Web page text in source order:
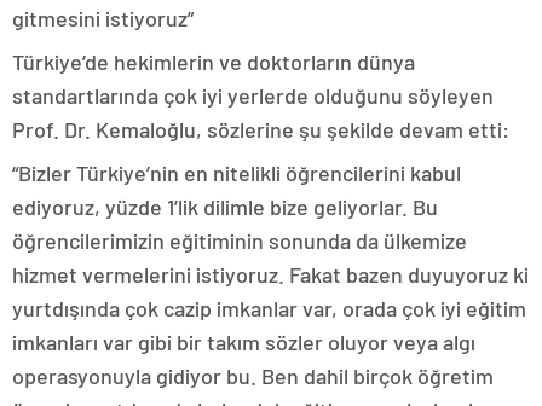
gitmesini istiyoruz”
Türkiye’de hekimlerin ve doktorların dünya
standartlarında çok iyi yerlerde olduğunu söyleyen
Prof. Dr. Kemaloğlu, sözlerine şu şekilde devam etti:
“Bizler Türkiye’nin en nitelikli öğrencilerini kabul
ediyoruz, yüzde 1’lik dilimle bize geliyorlar. Bu
öğrencilerimizin eğitiminin sonunda da ülkemize
hizmet vermelerini istiyoruz. Fakat bazen duyuyoruz ki
yurtdışında çok cazip imkanlar var, orada çok iyi eğitim
imkanları var gibi bir takım sözler oluyor veya algı
operasyonuyla gidiyor bu. Ben dahil birçok öğretim